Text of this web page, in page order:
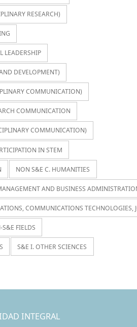
RESEARCH)
LEADERSHIP
DEVELOPMENT)
COMMUNICATION)
COMMUNICATION
COMMUNICATION)
IN STEM
NON S&E C. HUMANITIES
AND BUSINESS
COMMUNICATIONS TECHNOLOGIES,
FIELDS
S&E I. OTHER SCIENCES
INTEGRAL